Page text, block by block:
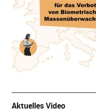
Aktuelles Video